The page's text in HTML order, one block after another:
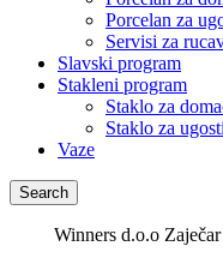
Porcelan za
Servisi za
Slavski program
Stakleni program
Staklo za
Staklo za
Vaze
Search
Winners d.o.o